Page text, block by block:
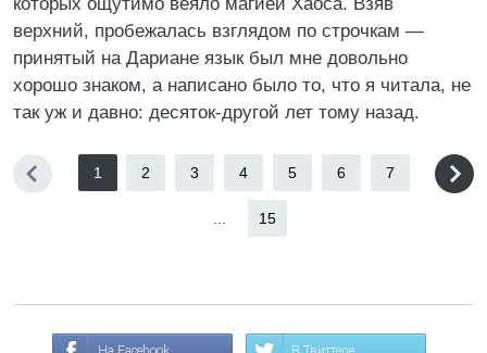
верхний, пробежалась взглядом по строчкам —
принятый на Дариане язык был мне довольно
хорошо знаком, а написано было то, что я читала, не
так уж и давно: десяток-другой лет тому назад.
1 2 3 4 5 6 7
15